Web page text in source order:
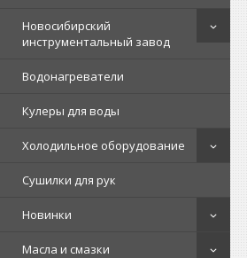
Новосибирский
инструментальный завод
Водонагреватели
Кулеры для воды
Холодильное оборудование
Сушилки для рук
Новинки
Масла и смазки